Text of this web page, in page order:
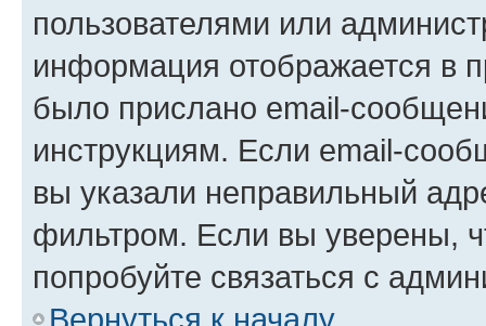
пользователями или
информация отображается в
было прислано email-
инструкциям. Если email-
вы указали неправильный
фильтром. Если вы уверены,
попробуйте связаться с
Вернуться к началу